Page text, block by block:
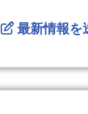
最新情報を